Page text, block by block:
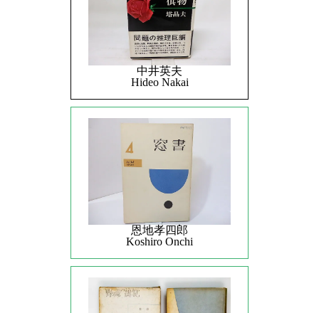
中井英夫
Hideo Nakai
恩地孝四郎
Koshiro Onchi